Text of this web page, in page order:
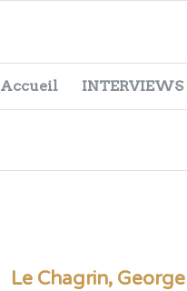
Accueil INTERVIEWS
Le Chagrin,